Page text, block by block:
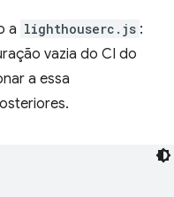
a lighthouserc.js :
vazia do CI do
a essa